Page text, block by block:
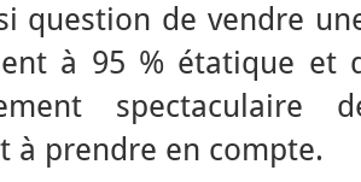
question de vendre
à 95 % étatique et
à prendre en compte.